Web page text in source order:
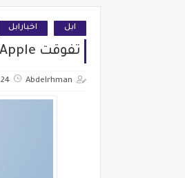
ابل اخبارابل
تفوقت Apple على Samsung كأكبر بائع للهواتف الذكية في العالم
Abdelrhman 24 فبراير 2021